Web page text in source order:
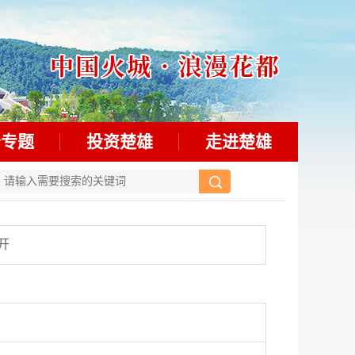
题 投资楚雄 走进楚雄